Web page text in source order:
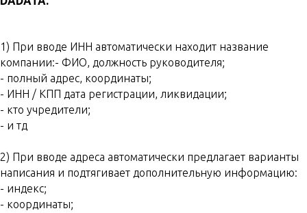
1) При вводе ИНН автоматически находит название
компании:- ФИО, должность руководителя;
- полный адрес, координаты;
- ИНН / КПП дата регистрации, ликвидации;
- кто учредители;
- и тд
2) При вводе адреса автоматически предлагает варианты
написания и подтягивает дополнительную информацию:
- индекс;
- координаты;